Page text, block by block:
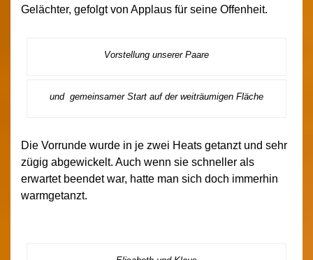
Gelächter, gefolgt von Applaus für seine Offenheit.
Vorstellung unserer Paare
und gemeinsamer Start auf der weiträumigen Fläche
Die Vorrunde wurde in je zwei Heats getanzt und sehr
zügig abgewickelt. Auch wenn sie schneller als
erwartet beendet war, hatte man sich doch immerhin
warmgetanzt.